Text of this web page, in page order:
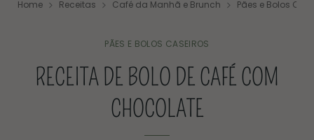
m t
Home Receitas Café da Manhã e Brunch Pães e Bolos
PÃES E BOLOS CASEIROS
RECEITA DE BOLO DE CAFÉ COM
CHOCOLATE